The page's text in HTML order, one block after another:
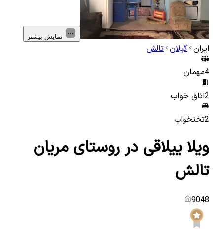
نمایش بیشتر
ایران گیلان تالش
4مهمان
2اتاق خواب
2تختخواب
ویلا ییلاقی در روستای مریان
تالش
9048